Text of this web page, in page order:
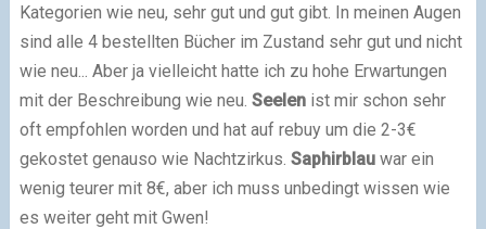
Kategorien wie neu, sehr gut und gut gibt. In meinen Augen
sind alle 4 bestellten Bücher im Zustand sehr gut und nicht
wie neu... Aber ja vielleicht hatte ich zu hohe Erwartungen
mit der Beschreibung wie neu. Seelenist mir schon sehr
oft empfohlen worden und hat auf rebuy um die 2-3€
gekostet genauso wie Nachtzirkus. Saphirblauwar ein
wenig teurer mit 8€, aber ich muss unbedingt wissen wie
es weiter geht mit Gwen!